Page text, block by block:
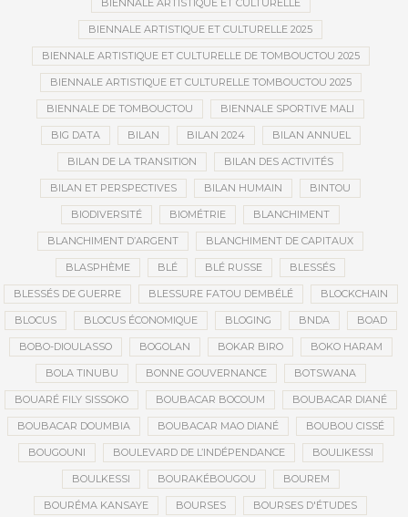
BIENNALE ARTISTIQUE ET CULTURELLE
BIENNALE ARTISTIQUE ET CULTURELLE 2025
BIENNALE ARTISTIQUE ET CULTURELLE DE TOMBOUCTOU 2025
BIENNALE ARTISTIQUE ET CULTURELLE TOMBOUCTOU 2025
BIENNALE DE TOMBOUCTOU BIENNALE SPORTIVE MALI
BIG DATA BILAN BILAN 2024 BILAN ANNUEL
BILAN DE LA TRANSITION BILAN DES ACTIVITÉS
BILAN ET PERSPECTIVES BILAN HUMAIN BINTOU
BIODIVERSITÉ BIOMÉTRIE BLANCHIMENT
BLANCHIMENT D’ARGENT BLANCHIMENT DE CAPITAUX
BLASPHÈME BLÉ BLÉ RUSSE BLESSÉS
BLESSÉS DE GUERRE BLESSURE FATOU DEMBÉLÉ BLOCKCHAIN
BLOCUS BLOCUS ÉCONOMIQUE BLOGING BNDA BOAD
BOBO-DIOULASSO BOGOLAN BOKAR BIRO BOKO HARAM
BOLA TINUBU BONNE GOUVERNANCE BOTSWANA
BOUARÉ FILY SISSOKO BOUBACAR BOCOUM BOUBACAR DIANÉ
BOUBACAR DOUMBIA BOUBACAR MAO DIANÉ BOUBOU CISSÉ
BOUGOUNI BOULEVARD DE L’INDÉPENDANCE BOULIKESSI
BOULKESSI BOURAKÉBOUGOU BOUREM
BOURÉMA KANSAYE BOURSES BOURSES D'ÉTUDES